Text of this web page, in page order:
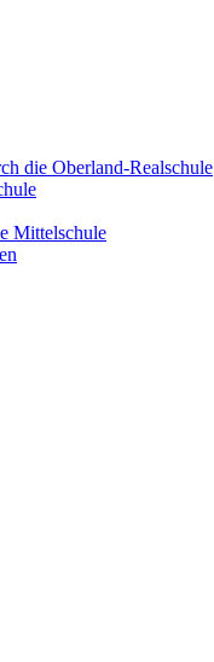
die Oberland-Realschule
Mittelschule